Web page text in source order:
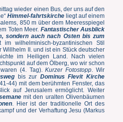
wieder einen Bus, der uns auf den
Himmel-fahrtskirche liegt auf einem
850 m über dem Meeresspiegel
Toten Meer. Fantastischer Ausblick
sondern auch nach Osten bis zum
wilhelminisch-byzantinischen Stil
II. und ist ein Stück deutscher
im Heiligen Land. Nach vielen
auf dem Ölberg, wo wir schon
(4. Tag).Kurzer Fotostopp. Wir
bis zur Dominus Flevit Kirche
44) mit dem berühmten Fenster, das
auf Jerusalem ermöglicht. Weiter
mit den uralten Olivenbäumen
. Hier ist der traditionelle Ort des
und der Verhaftung Jesu (Markus